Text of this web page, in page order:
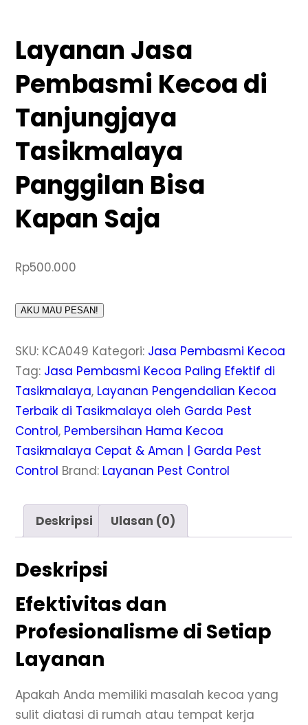
Layanan Jasa
Pembasmi Kecoa di
Tanjungjaya
Tasikmalaya
Panggilan Bisa
Kapan Saja
Rp500.000
AKU MAU PESAN!
SKU: KCA049 Kategori: Jasa Pembasmi Kecoa
Tag: Jasa Pembasmi Kecoa Paling Efektif di
Tasikmalaya, Layanan Pengendalian Kecoa
Terbaik di Tasikmalaya oleh Garda Pest
Control, Pembersihan Hama Kecoa
Tasikmalaya Cepat & Aman | Garda Pest
Control Brand: Layanan Pest Control
Deskripsi Ulasan (0)
Deskripsi
Efektivitas dan
Profesionalisme di Setiap
Layanan
Apakah Anda memiliki masalah kecoa yang
sulit diatasi di rumah atau tempat kerja